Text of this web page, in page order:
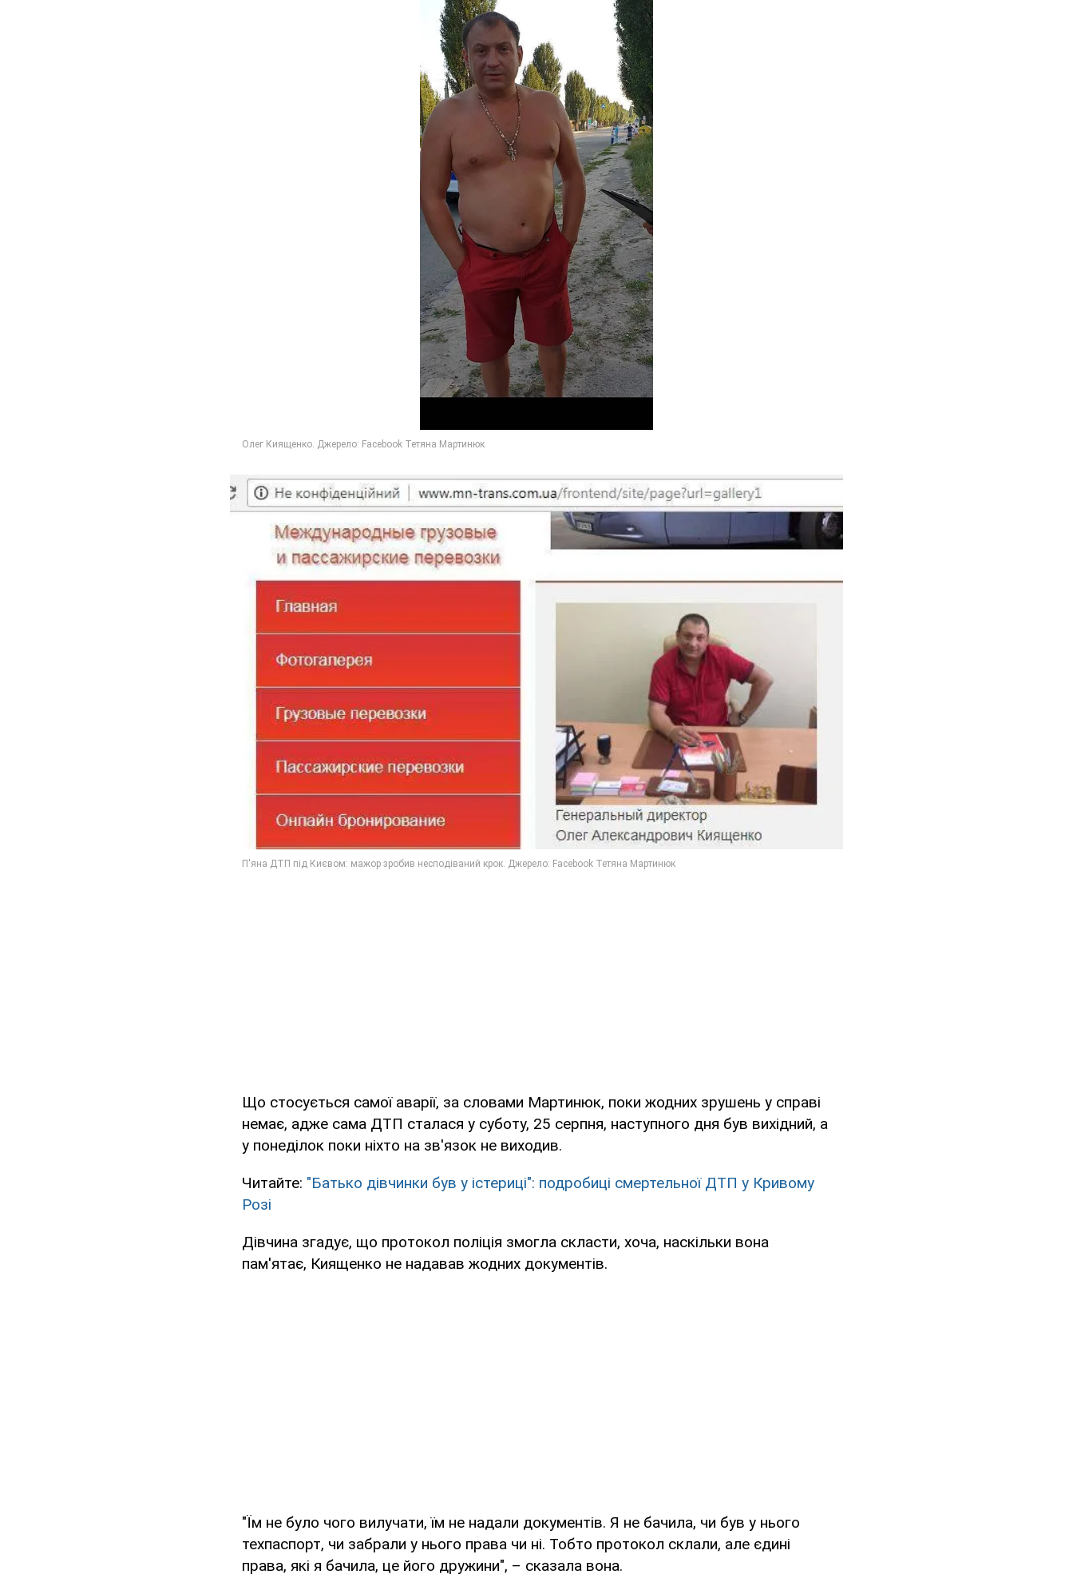
Що стосується самої аварії, за словами Мартинюк, поки жодних зрушень у справі
немає, адже сама ДТП сталася у суботу, 25 серпня, наступного дня був вихідний, а
у понеділок поки ніхто на зв'язок не виходив.
Читайте: "Батько дівчинки був у істериці": подробиці смертельної ДТП у Кривому
Розі
Дівчина згадує, що протокол поліція змогла скласти, хоча, наскільки вона
пам'ятає, Киященко не надавав жодних документів.
"Їм не було чого вилучати, їм не надали документів. Я не бачила, чи був у нього
техпаспорт, чи забрали у нього права чи ні. Тобто протокол склали, але єдині
права, які я бачила, це його дружини", – сказала вона.